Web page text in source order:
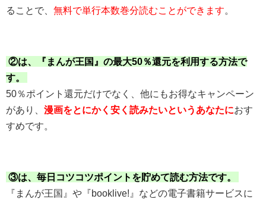
ることで、 無料で単行本数巻分読むことができます
②は、『まんが王国』の最大50％還元を利用する方法で
す。
50％ポイント還元だけでなく、他にもお得なキャンペーン
があり、 漫画をとにかく安く読みたいというあなたにおす
すめです。
③は、毎日コツコツポイントを貯めて読む方法です。
『まんが王国』や『booklive!』などの電子書籍サービスに